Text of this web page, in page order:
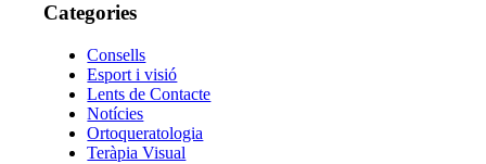
Categories
Consells
Esport i visió
Lents de Contacte
Notícies
Ortoqueratologia
Teràpia Visual